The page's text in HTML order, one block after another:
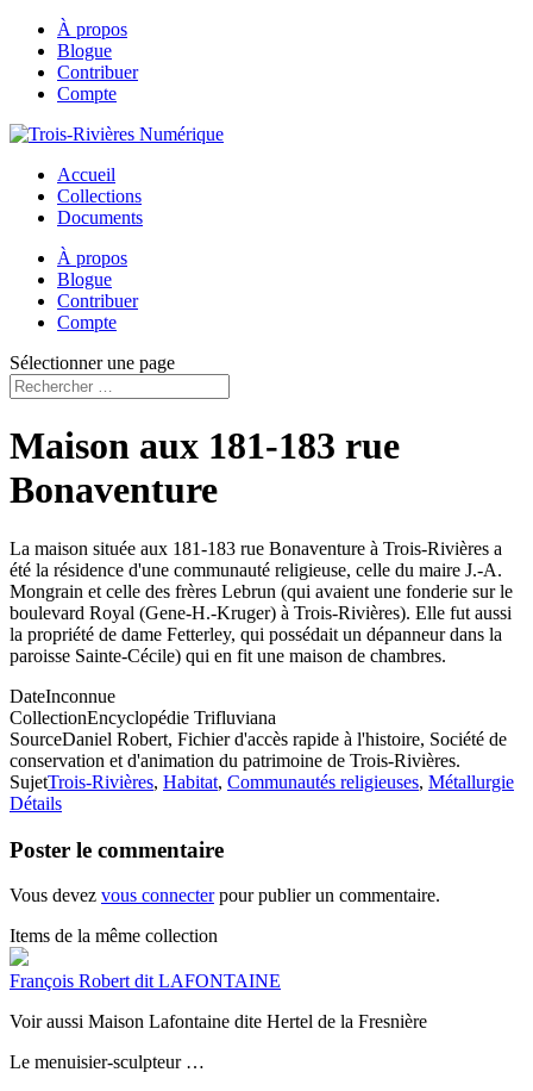
À propos
Blogue
Contribuer
Compte
Accueil
Collections
Documents
À propos
Blogue
Contribuer
Compte
Sélectionner une page
Maison aux 181-183 rue
Bonaventure
La maison située aux 181-183 rue Bonaventure à Trois-Rivières a
été la résidence d'une communauté religieuse, celle du maire J.-A.
Mongrain et celle des frères Lebrun (qui avaient une fonderie sur le
boulevard Royal (Gene-H.-Kruger) à Trois-Rivières). Elle fut aussi
la propriété de dame Fetterley, qui possédait un dépanneur dans la
paroisse Sainte-Cécile) qui en fit une maison de chambres.
DateInconnue
CollectionEncyclopédie Trifluviana
SourceDaniel Robert, Fichier d'accès rapide à l'histoire, Société de
conservation et d'animation du patrimoine de Trois-Rivières.
SujetTrois-Rivières, Habitat, Communautés religieuses, Métallurgie
Détails
Poster le commentaire
Vous devez vous connecterpour publier un commentaire.
Items de la même collection
François Robert dit LAFONTAINE
Voir aussi Maison Lafontaine dite Hertel de la Fresnière
Le menuisier-sculpteur …